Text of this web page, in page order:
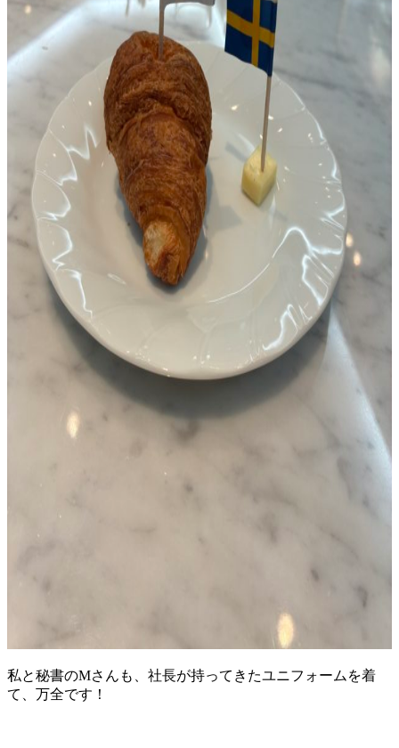
私と秘書のMさんも、社長が持ってきたユニフォームを着
て、万全です！